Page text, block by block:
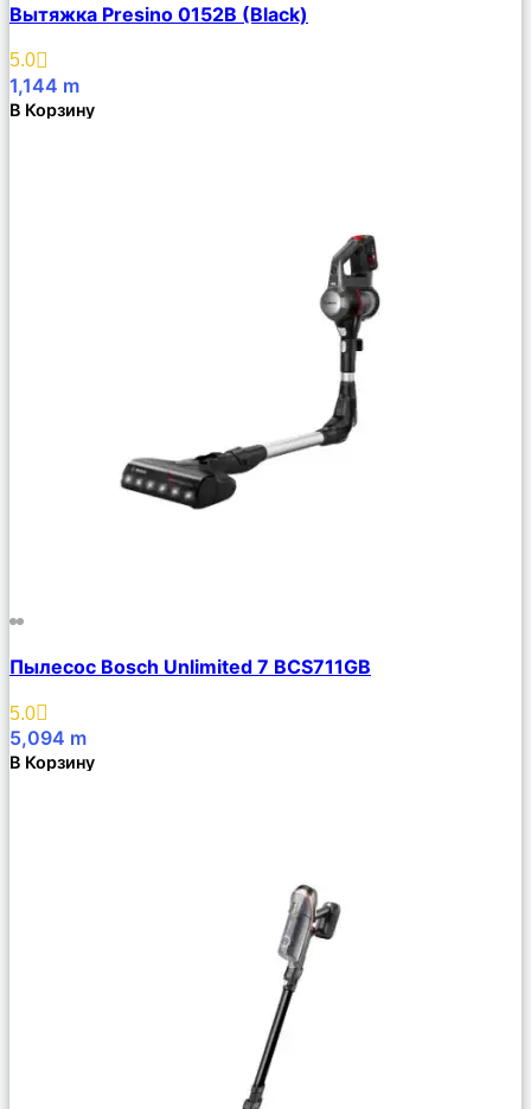
Описание
Избранное
Вытяжка Presino 0152B (Black)
5.0
1,144 m
В Корзину
Описание
Избранное
Пылесос Bosch Unlimited 7 BCS711GB
5.0
5,094 m
В Корзину